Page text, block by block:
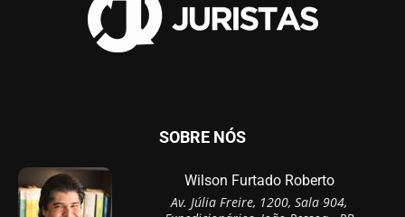
SOBRE NÓS
Wilson Furtado Roberto
Av. Júlia Freire, 1200, Sala 904,